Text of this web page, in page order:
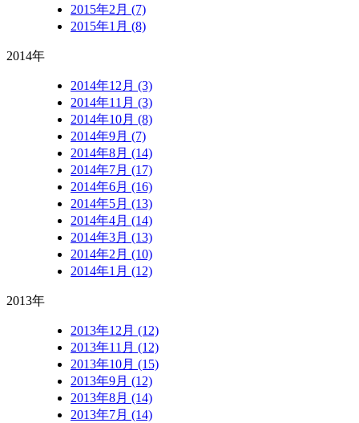
2015年2月 (7)
2015年1月 (8)
2014年
2014年12月 (3)
2014年11月 (3)
2014年10月 (8)
2014年9月 (7)
2014年8月 (14)
2014年7月 (17)
2014年6月 (16)
2014年5月 (13)
2014年4月 (14)
2014年3月 (13)
2014年2月 (10)
2014年1月 (12)
2013年
2013年12月 (12)
2013年11月 (12)
2013年10月 (15)
2013年9月 (12)
2013年8月 (14)
2013年7月 (14)